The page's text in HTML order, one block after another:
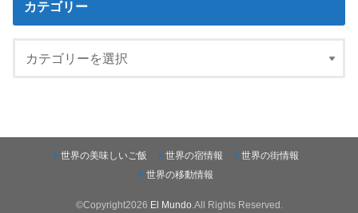
カテゴリー
世界の美味しいご飯 世界の宿情報
世界の街情報
世界の移動情報
©Copyright2026 El Mundo .All Rights Reserved.